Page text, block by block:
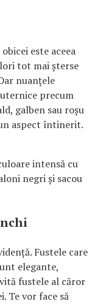
este aceea
tot mai șterse
nuanțele
precum
galben sau roșu
aspect întinerit.
intensă cu
negri și sacou
Fustele care
elegante,
fustele al căror
Te vor face să